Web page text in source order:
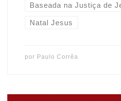
Baseada na Justiça de
Natal Jesus
por Paulo Corrêa